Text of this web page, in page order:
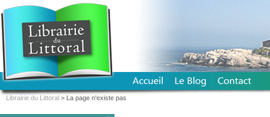
Librairie du Littoral > La page n'existe pas